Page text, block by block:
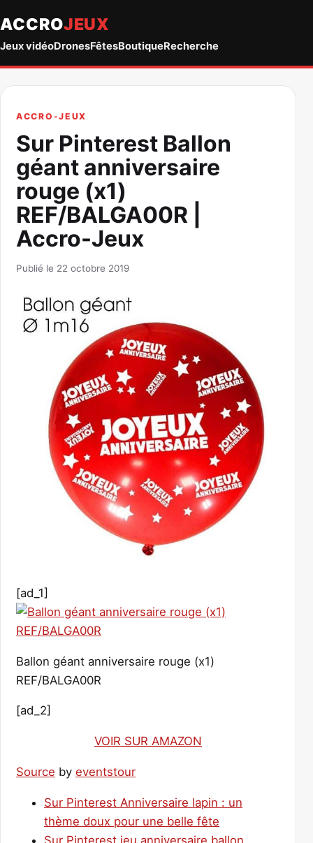
ACCROJEUX
Jeux vidéoDronesFêtesBoutiqueRecherche
ACCRO-JEUX
Sur Pinterest Ballon
géant anniversaire
rouge (x1)
REF/BALGA00R |
Accro-Jeux
Publié le 22 octobre 2019
[ad_1]
Ballon géant anniversaire rouge (x1)
REF/BALGA00R
[ad_2]
VOIR SUR AMAZON
Source by eventstour
Sur Pinterest Anniversaire lapin : un
thème doux pour une belle fête
Sur Pinterest jeu anniversaire ballon